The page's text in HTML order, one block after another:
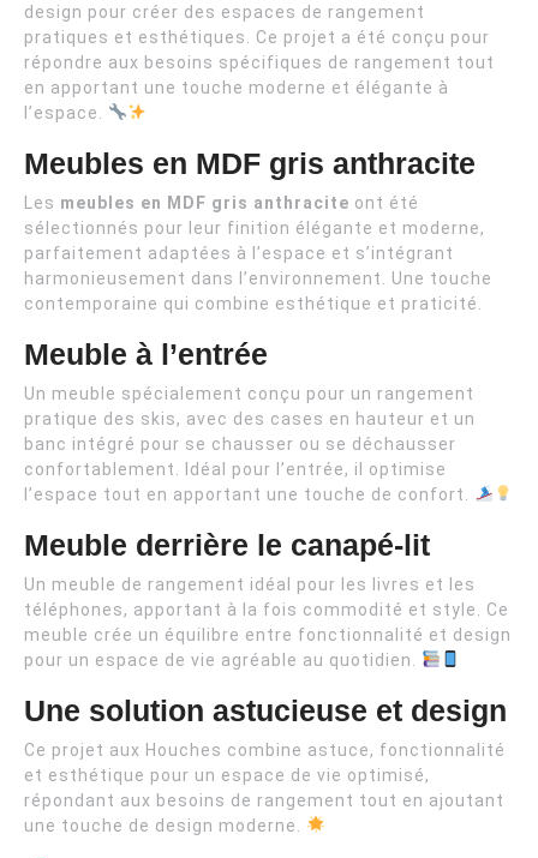
design pour créer des espaces de rangement
pratiques et esthétiques. Ce projet a été conçu pour
répondre aux besoins spécifiques de rangement tout
en apportant une touche moderne et élégante à
l’espace.
Meubles en MDF gris anthracite
Les meubles en MDF gris anthracite ont été
sélectionnés pour leur finition élégante et moderne,
parfaitement adaptées à l’espace et s’intégrant
harmonieusement dans l’environnement. Une touche
contemporaine qui combine esthétique et praticité.
Meuble à l’entrée
Un meuble spécialement conçu pour un rangement
pratique des skis, avec des cases en hauteur et un
banc intégré pour se chausser ou se déchausser
confortablement. Idéal pour l’entrée, il optimise
l’espace tout en apportant une touche de confort.
Meuble derrière le canapé-lit
Un meuble de rangement idéal pour les livres et les
téléphones, apportant à la fois commodité et style. Ce
meuble crée un équilibre entre fonctionnalité et design
pour un espace de vie agréable au quotidien.
Une solution astucieuse et design
Ce projet aux Houches combine astuce, fonctionnalité
et esthétique pour un espace de vie optimisé,
répondant aux besoins de rangement tout en ajoutant
une touche de design moderne.